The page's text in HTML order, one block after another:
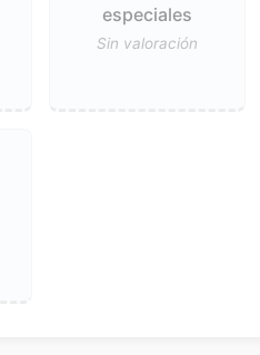
especiales
Sin valoración